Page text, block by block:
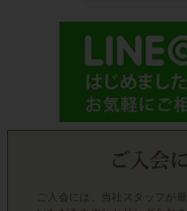
ご入会には、当社スタッフが